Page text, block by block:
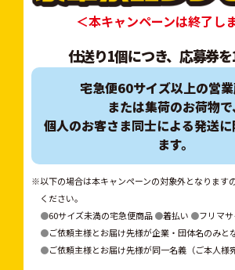
＜本キャンペーンは終了し
仕送り1個につき、応募券
宅急便60サイズ以上の営
または集荷のお荷物で
個人のお客さま同士による発送
ます。
以下の場合は本キャンペーンの対象外となります
ください。
●60サイズ未満の宅急便商品●着払い ●フリマ
●ご依頼主様とお届け先様が企業・団体名のみと
●ご依頼主様とお届け先様が同一名義（ご本人様